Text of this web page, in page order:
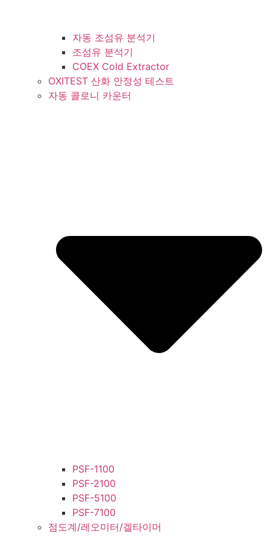
자동 조섬유 분석기
조섬유 분석기
COEX Cold Extractor
OXITEST 산화 안정성 테스트
자동 콜로니 카운터
PSF-1100
PSF-2100
PSF-5100
PSF-7100
점도계/레오미터/겔타이머